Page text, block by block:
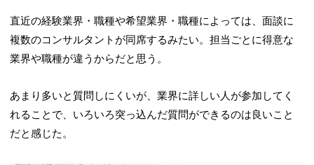
直近の経験業界・職種や希望業界・職種によっては、面談に
複数のコンサルタントが同席するみたい。担当ごとに得意な
業界や職種が違うからだと思う。
あまり多いと質問しにくいが、業界に詳しい人が参加してく
れることで、いろいろ突っ込んだ質問ができるのは良いこと
だと感じた。